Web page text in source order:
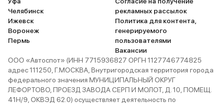
Челябинск
Ижевск
Воронеж
Пермь
рекламных рассылок
Политика для контента,
генерируемого
пользователями
Вакансии
ООО «Автоспот» (ИНН 7715936827 ОРГН 1127746774825
адрес 111250, Г.МОСКВА, Внутригородская территория города
федерального значения МУНИЦИПАЛЬНЫЙ ОКРУГ
ЛЕФОРТОВО, ПРОЕЗД ЗАВОДА СЕРП И МОЛОТ, Д. 10, ПОМЕЩ.
41Н/9, ОКВЭД 62.0) осуществляет деятельность по